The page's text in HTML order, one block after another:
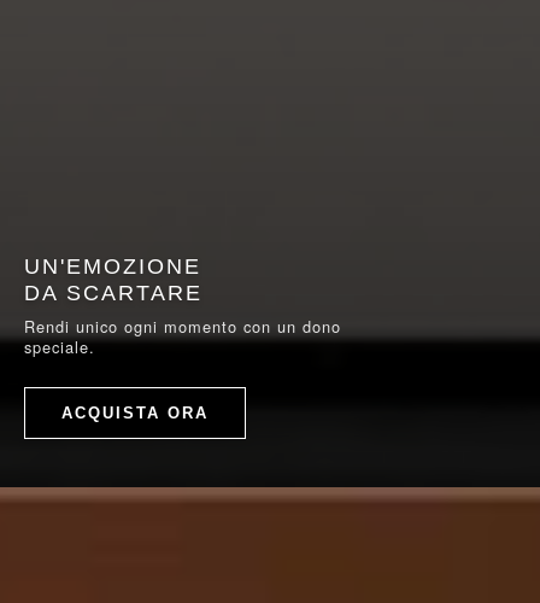
UN'EMOZIONE
DA SCARTARE
Rendi unico ogni momento con un dono
speciale.
ACQUISTA ORA